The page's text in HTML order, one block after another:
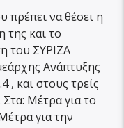
πρέπει να θέσει η
της και το
του ΣΥΡΙΖΑ
Ανάπτυξης
και στους τρείς
Μέτρα για το
για την